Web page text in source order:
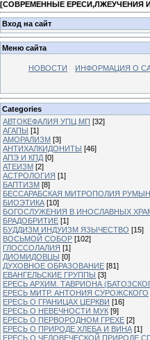
[СОВРЕМЕННЫЕ ЕРЕСИ,ЛЖЕУЧЕНИЯ
Вход на сайт
Меню сайта
НОВОСТИ ИНФОРМАЦИЯ О
Categories
АВТОКЕФАЛИЯ УПЦ МП [32]
АГАПЫ [1]
АМОРАЛИЗМ [3]
АНТИХАЛКИДОНИТЫ [46]
АПЭ И КПД [0]
АТЕИЗМ [2]
АСТРОЛОГИЯ [1]
БАПТИЗМ [8]
БЕССАРАБСКАЯ МИТРОПОЛИЯ
БИОЭТИКА [10]
БОГОСЛУЖЕНИЯ В ИНОСЛАВНЫХ
БРАДОБРИТИЕ [1]
БУДДИЗМ ИНДУИЗМ ЯЗЫЧЕСТВО [15]
ВОСЬМОЙ СОБОР [102]
ГЛОССОЛАЛИЯ [1]
ДИОМИДОВЦЫ [0]
ДУХОВНОЕ ОБРАЗОВАНИЕ [81]
ЕВАНГЕЛЬСКИЕ ГРУППЫ [3]
ЕРЕСЬ АРХИМ. ТАВРИОНА
ЕРЕСЬ МИТР. АНТОНИЯ СУРОЖСКОГО
ЕРЕСЬ О ГРАНИЦАХ ЦЕРКВИ [16]
ЕРЕСЬ О НЕВЕЧНОСТИ МУК [9]
ЕРЕСЬ О ПЕРВОРОДНОМ ГРЕХЕ [2]
ЕРЕСЬ О ПРИРОДЕ ХЛЕБА И ВИНА [1]
ЕРЕСЬ О ЧЕЛОВЕЧЕСКОЙ ПРИРОДЕ